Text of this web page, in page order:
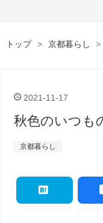
トップ > 京都暮らし >
2021-11-17
秋色のいつも
京都暮らし